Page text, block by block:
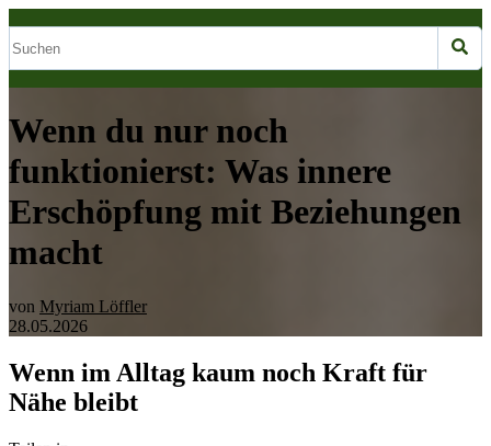
Wenn du nur noch
funktionierst: Was innere
Erschöpfung mit Beziehungen
macht
von Myriam Löffler
28.05.2026
Wenn im Alltag kaum noch Kraft für
Nähe bleibt